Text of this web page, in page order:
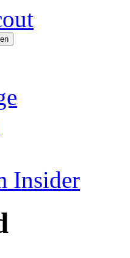
Insider